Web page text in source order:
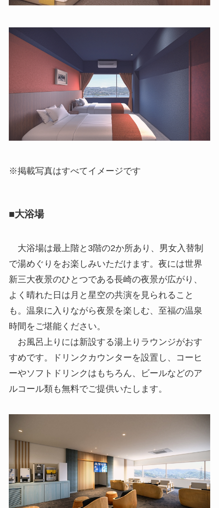
※掲載写真はすべてイメージです
■大浴場
大浴場は最上階と3階の2か所あり、男女入替制
で湯めぐりをお楽しみいただけます。夜には世界
新三大夜景のひとつである長崎の夜景が広がり、
よく晴れた日は月と星空の共演を見られること
も。温泉に入りながら夜景を楽しむ、至福の温泉
時間をご堪能ください。
お風呂上りには新設する湯上りラウンジがおす
すめです。ドリンクカウンターを設置し、コーヒ
ーやソフトドリンクはもちろん、ビールなどのア
ルコール類も無料でご提供いたします。